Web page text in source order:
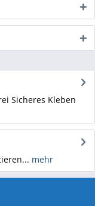
Sicheres Kleben
mehr